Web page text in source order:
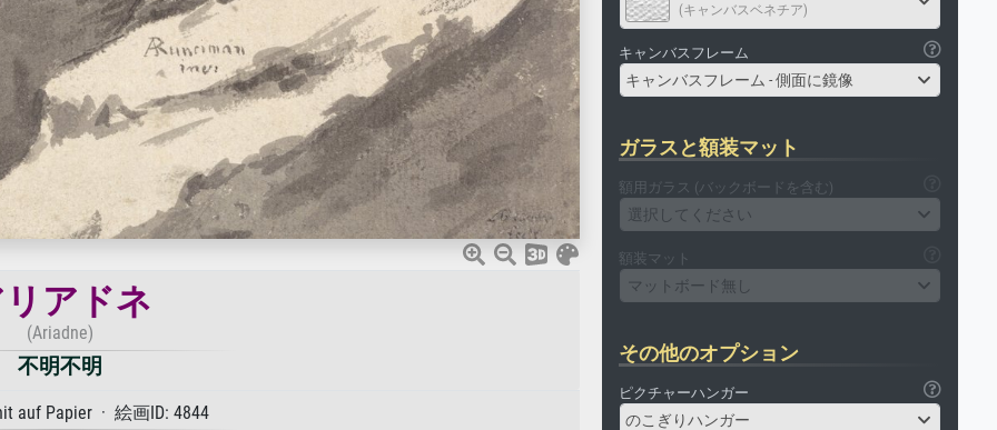
アドネ
(Ariadne)
不明不明
auf Papier · 絵画ID: 4844
(キャンバスベネチア)
キャンバスフレーム
キャンバスフレーム - 側面に鏡像
ガラスと額装マット
額用ガラス (バックボードを含む)
選択してください
額装マット
マットボード無し
その他のオプション
ピクチャーハンガー
のこぎりハンガー